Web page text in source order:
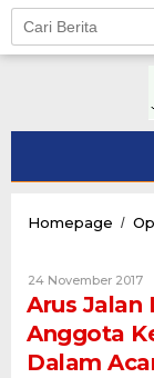
Skip
content
Homepage /
24 November 2017
Arus Jalan
Anggota
Dalam